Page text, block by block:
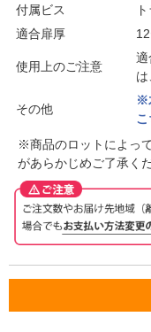
付属ビス
適合扉厚
使用上のご注意
適
は
その他
※
こ
※商品のロットによっ
があらかじめご了承く